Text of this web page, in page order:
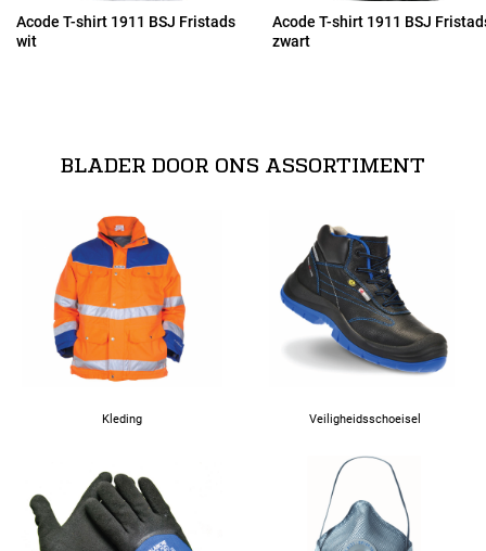
3XL
Acode T-shirt 1911 BSJ Fristads
wit
Acode T-shirt 1911 BSJ
zwart
BLADER DOOR ONS ASSORTIMENT
Kleding Veiligheidsschoeisel